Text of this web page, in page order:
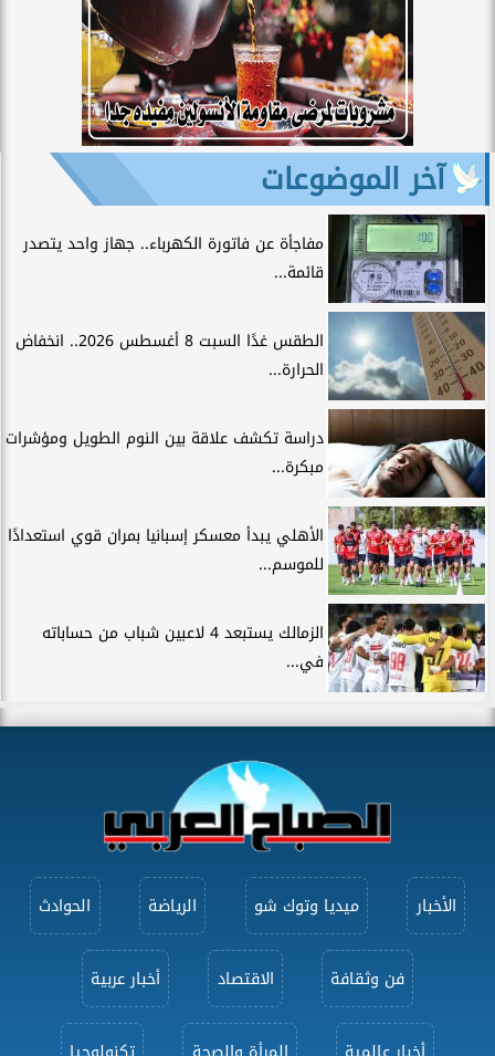
آخر الموضوعات
مفاجأة عن فاتورة الكهرباء.. جهاز واحد يتصدر
قائمة...
الطقس غدًا السبت 8 أغسطس 2026.. انخفاض
الحرارة...
دراسة تكشف علاقة بين النوم الطويل ومؤشرات
مبكرة...
الأهلي يبدأ معسكر إسبانيا بمران قوي استعدادًا
للموسم...
الزمالك يستبعد 4 لاعبين شباب من حساباته
في...
الأخبار ميديا وتوك شو الرياضة الحوادث
فن وثقافة الاقتصاد أخبار عربية